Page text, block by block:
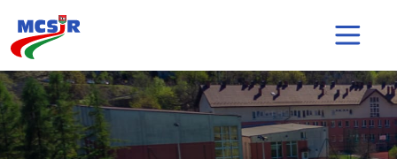
Strona główna
Aktualności